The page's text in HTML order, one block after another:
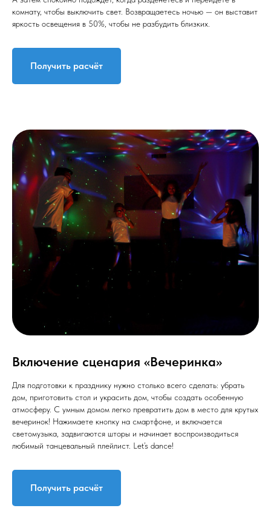
комнату, чтобы выключить свет. Возвращаетесь ночью — он выставит
яркость освещения в 50%, чтобы не разбудить близких.
Получить расчёт
Включение сценария «Вечеринка»
Для подготовки к празднику нужно столько всего сделать: убрать
дом, приготовить стол и украсить дом, чтобы создать особенную
атмосферу. С умным домом легко превратить дом в место для крутых
вечеринок! Нажимаете кнопку на смартфоне, и включается
светомузыка, задвигаются шторы и начинает воспроизводиться
любимый танцевальный плейлист. Let’s dance!
Получить расчёт